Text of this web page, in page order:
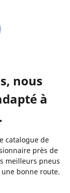
nous
à
catalogue de
près de
meilleurs pneus
bonne route.